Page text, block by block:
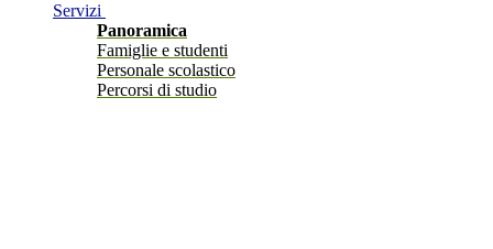
Servizi
Panoramica
Famiglie e studenti
Personale scolastico
Percorsi di studio